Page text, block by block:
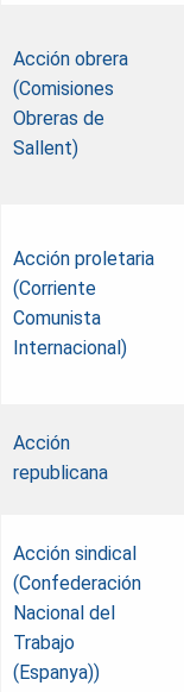
Acción obrera
(Comisiones
Obreras de
Sallent)
Acción proletaria
(Corriente
Comunista
Internacional)
Acción
republicana
Acción sindical
(Confederación
Nacional del
Trabajo
(Espanya))